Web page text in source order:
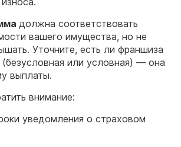
должна соответствовать
вашего имущества, но не
Уточните, есть ли франшиза
(безусловная или условная) — она
выплаты.
внимание:
уведомления о страховом